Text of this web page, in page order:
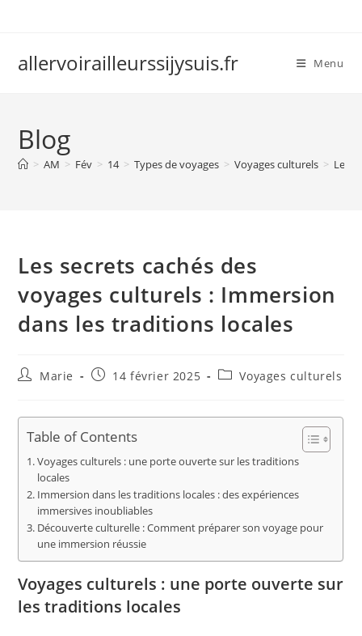
allervoirailleurssijysuis.fr Menu
Blog
> AM > Fév > 14 > Types de voyages > Voyages culturels > Les
Les secrets cachés des
voyages culturels : Immersion
dans les traditions locales
Auteur/autrice
publication :
Marie
Publication
14 février 2025
PostVoyages culturels
Table of Contents
Voyages culturels : une porte ouverte sur les traditions
locales
Immersion dans les traditions locales : des expériences
immersives inoubliables
Découverte culturelle : Comment préparer son voyage pour
une immersion réussie
Voyages culturels : une porte ouverte sur
les traditions locales